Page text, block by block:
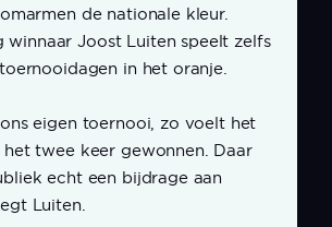
de nationale kleur.
winnaar Joost Luiten speelt zelfs
in het oranje.
eigen toernooi, zo voelt het
twee keer gewonnen. Daar
echt een bijdrage aan
Luiten.